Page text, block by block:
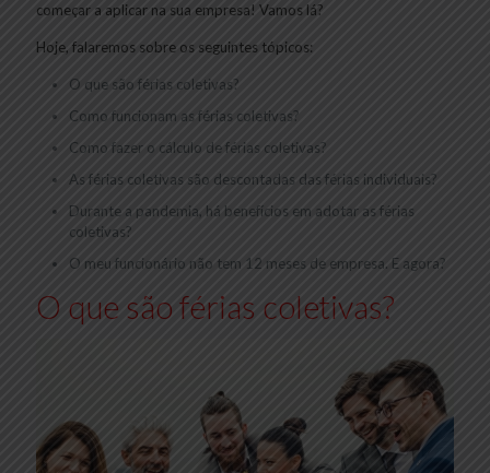
começar a aplicar na sua empresa! Vamos lá?
Hoje, falaremos sobre os seguintes tópicos:
O que são férias coletivas?
Como funcionam as férias coletivas?
Como fazer o cálculo de férias coletivas?
As férias coletivas são descontadas das férias individuais?
Durante a pandemia, há benefícios em adotar as férias
coletivas?
O meu funcionário não tem 12 meses de empresa. E agora?
O que são férias coletivas?